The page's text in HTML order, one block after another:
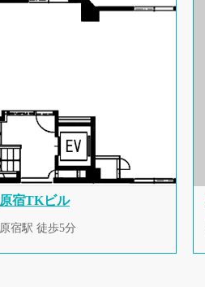
原宿TKビル
原宿駅 徒歩5分